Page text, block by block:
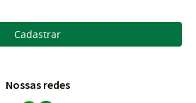
Cadastrar
Nossas redes